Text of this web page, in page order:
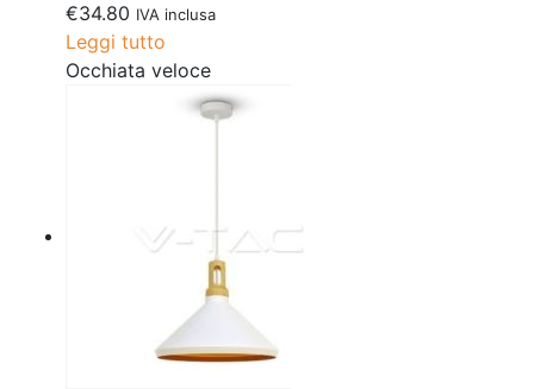
€34.80 IVA inclusa
Leggi tutto
Occhiata veloce